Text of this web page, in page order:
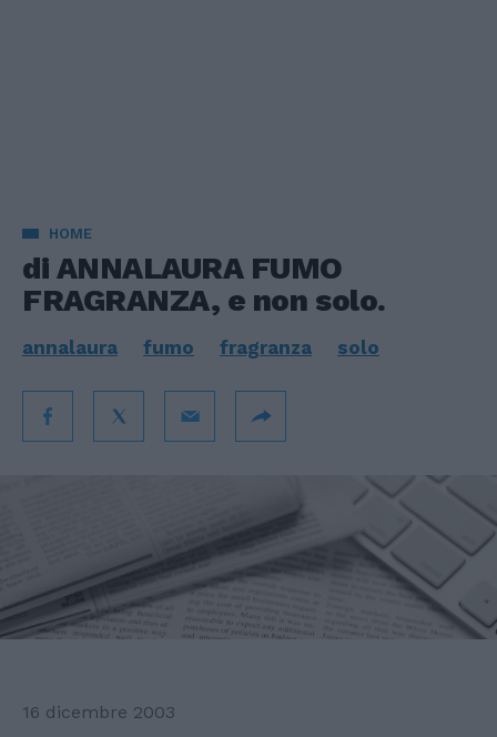
HOME
di ANNALAURA FUMO
FRAGRANZA, e non solo.
annalaura fumo fragranza solo
16 dicembre 2003